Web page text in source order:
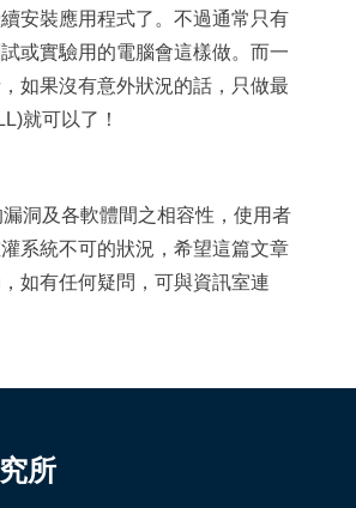
安裝應用程式了。不過通常只有
或實驗用的電腦會這樣做。而一
如果沒有意外狀況的話，只做最
就可以了！
洞及各軟體間之相容性，使用者
系統不可的狀況，希望這篇文章
如有任何疑問，可與資訊室連
所